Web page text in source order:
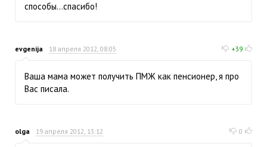
способы...спасибо!
evgenija 18 апреля 2012, 08:05 +39
Ваша мама может получить ПМЖ как пенсионер, я про
Вас писала.
olga 19 апреля 2012, 13:12 0